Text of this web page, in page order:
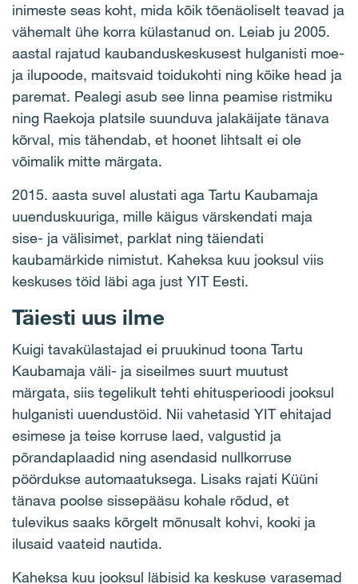
inimeste seas koht, mida kõik tõenäoliselt teavad ja
vähemalt ühe korra külastanud on. Leiab ju 2005.
aastal rajatud kaubanduskeskusest hulganisti moe-
ja ilupoode, maitsvaid toidukohti ning kõike head ja
paremat. Pealegi asub see linna peamise ristmiku
ning Raekoja platsile suunduva jalakäijate tänava
kõrval, mis tähendab, et hoonet lihtsalt ei ole
võimalik mitte märgata.
2015. aasta suvel alustati aga Tartu Kaubamaja
uuenduskuuriga, mille käigus värskendati maja
sise- ja välisimet, parklat ning täiendati
kaubamärkide nimistut. Kaheksa kuu jooksul viis
keskuses töid läbi aga just YIT Eesti.
Täiesti uus ilme
Kuigi tavakülastajad ei pruukinud toona Tartu
Kaubamaja väli- ja siseilmes suurt muutust
märgata, siis tegelikult tehti ehitusperioodi jooksul
hulganisti uuendustöid. Nii vahetasid YIT ehitajad
esimese ja teise korruse laed, valgustid ja
põrandaplaadid ning asendasid nullkorruse
pöördukse automaatuksega. Lisaks rajati Küüni
tänava poolse sissepääsu kohale rõdud, et
tulevikus saaks kõrgelt mõnusalt kohvi, kooki ja
ilusaid vaateid nautida.
Kaheksa kuu jooksul läbisid ka keskuse varasemad